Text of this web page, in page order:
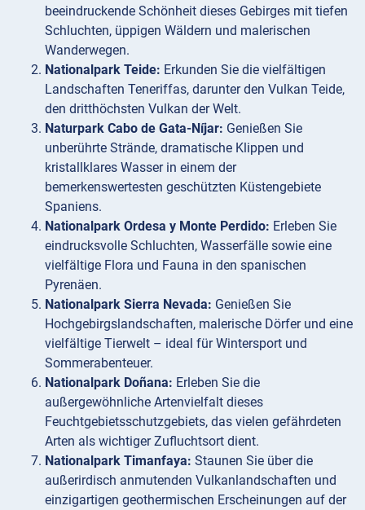
beeindruckende Schönheit dieses Gebirges mit tiefen
Schluchten, üppigen Wäldern und malerischen
Wanderwegen.
Nationalpark Teide: Erkunden Sie die vielfältigen
Landschaften Teneriffas, darunter den Vulkan Teide,
den dritthöchsten Vulkan der Welt.
Naturpark Cabo de Gata-Níjar: Genießen Sie
unberührte Strände, dramatische Klippen und
kristallklares Wasser in einem der
bemerkenswertesten geschützten Küstengebiete
Spaniens.
Nationalpark Ordesa y Monte Perdido: Erleben Sie
eindrucksvolle Schluchten, Wasserfälle sowie eine
vielfältige Flora und Fauna in den spanischen
Pyrenäen.
Nationalpark Sierra Nevada: Genießen Sie
Hochgebirgslandschaften, malerische Dörfer und eine
vielfältige Tierwelt – ideal für Wintersport und
Sommerabenteuer.
Nationalpark Doñana: Erleben Sie die
außergewöhnliche Artenvielfalt dieses
Feuchtgebietsschutzgebiets, das vielen gefährdeten
Arten als wichtiger Zufluchtsort dient.
Nationalpark Timanfaya: Staunen Sie über die
außerirdisch anmutenden Vulkanlandschaften und
einzigartigen geothermischen Erscheinungen auf der